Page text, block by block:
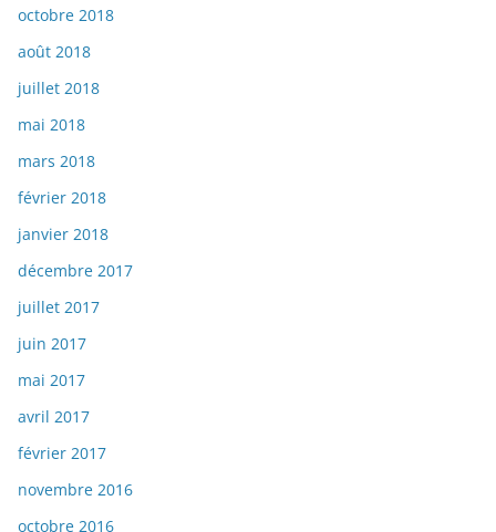
octobre 2018
août 2018
juillet 2018
mai 2018
mars 2018
février 2018
janvier 2018
décembre 2017
juillet 2017
juin 2017
mai 2017
avril 2017
février 2017
novembre 2016
octobre 2016